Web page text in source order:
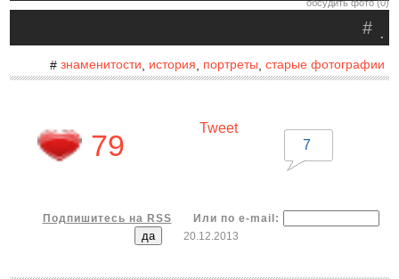
обсудить фото (0)
.
#
# знаменитости история портреты старые фотографии
79
Tweet
7
Подпишитесь на RSS
Или по e-mail:
20.12.2013